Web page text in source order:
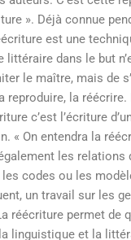
». Déjà connue
est une
littéraire dans le but
le maître, mais de
la réécrire.
c’est l’écriture
« On entendra la
les relations
codes ou les
un travail sur les
réécriture permet de
linguistique et la